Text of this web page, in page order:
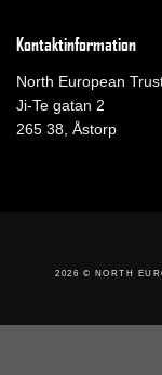
Kontaktinformation
North European
Ji-Te gatan 2
265 38, Åstorp
2026 © NORTH